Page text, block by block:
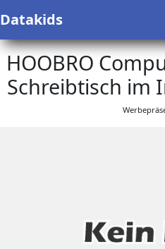
Datakids
HOOBRO
Schreibtisch im